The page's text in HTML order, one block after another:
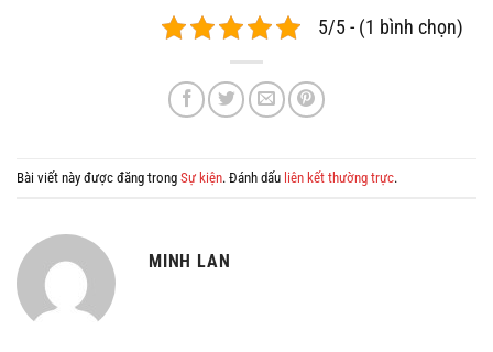
5/5 - (1 bình chọn)
Bài viết này được đăng trong Sự kiện. Đánh dấu liên kết thường trực.
MINH LAN